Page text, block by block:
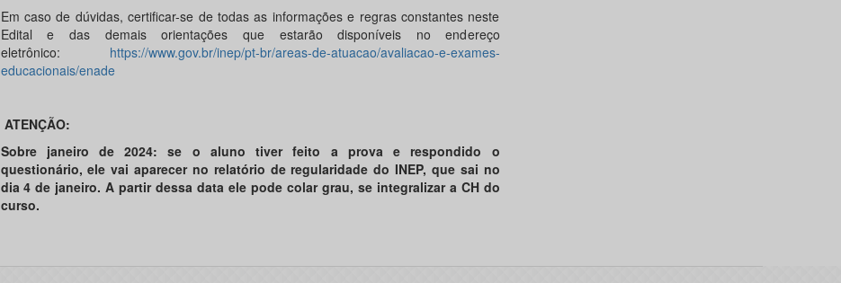
Em caso de dúvidas, certificar-se de todas as informações e regras constantes neste
Edital e das demais orientações que estarão disponíveis no endereço
eletrônico: https://www.gov.br/inep/pt-br/areas-de-atuacao/avaliacao-e-exames-
educacionais/enade
ATENÇÃO:
Sobre janeiro de 2024: se o aluno tiver feito a prova e respondido o
questionário, ele vai aparecer no relatório de regularidade do INEP, que sai no
dia 4 de janeiro. A partir dessa data ele pode colar grau, se integralizar a CH do
curso.